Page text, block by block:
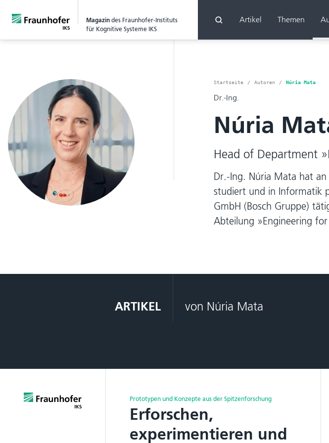
Magazin des Fraunhofer-Instituts
für Kognitive Systeme IKS
Artikel Themen
Startseite Autoren Núria Mata
Dr.-Ing.
Núria
Head of Department
Dr.-Ing. Núria Mata hat an
studiert und in Informatik
GmbH (Bosch Gruppe)
Abteilung »Engineering
ARTIKEL von Núria Mata
Prototypen und Konzepte aus der Spitzenforschung
Erforschen,
experimentieren und